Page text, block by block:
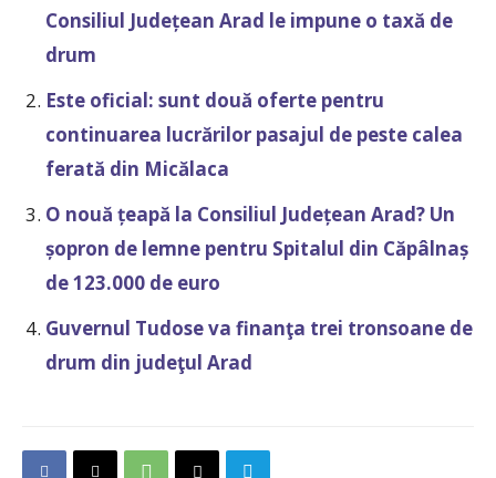
Consiliul Județean Arad le impune o taxă de
drum
Este oficial: sunt două oferte pentru
continuarea lucrărilor pasajul de peste calea
ferată din Micălaca
O nouă țeapă la Consiliul Județean Arad? Un
șopron de lemne pentru Spitalul din Căpâlnaș
de 123.000 de euro
Guvernul Tudose va finanţa trei tronsoane de
drum din judeţul Arad